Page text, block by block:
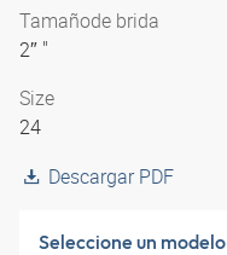
Tamañode brida
2″ "
Size
24
Descargar PDF
Seleccione un modelo